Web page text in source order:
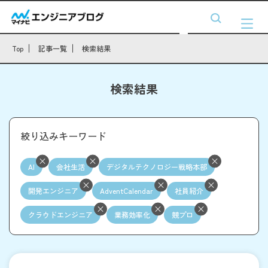
Top 記事一覧 検索結果
検索結果
絞り込みキーワード
AI 会社生活 デジタルテクノロジー戦略本部
開発エンジニア AdventCalendar 社員紹介
クラウドエンジニア 業務効率化 競プロ